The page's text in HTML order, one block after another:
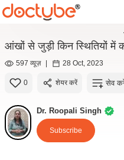
आंखों से जुड़ी किन स्थितियों में
597 व्यूज़ | 28 Oct, 2023
0 शेयर करें सेव
Dr. Roopali Singh
Subscribe